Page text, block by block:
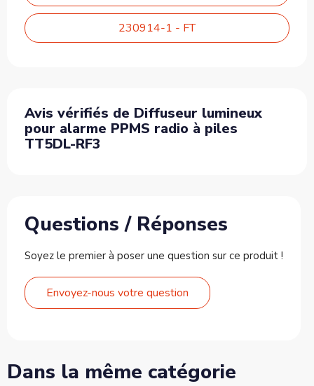
230914-1 - FT
Avis vérifiés de Diffuseur lumineux
pour alarme PPMS radio à piles
TT5DL-RF3
Questions / Réponses
Soyez le premier à poser une question sur ce produit !
Envoyez-nous votre question
Dans la même catégorie